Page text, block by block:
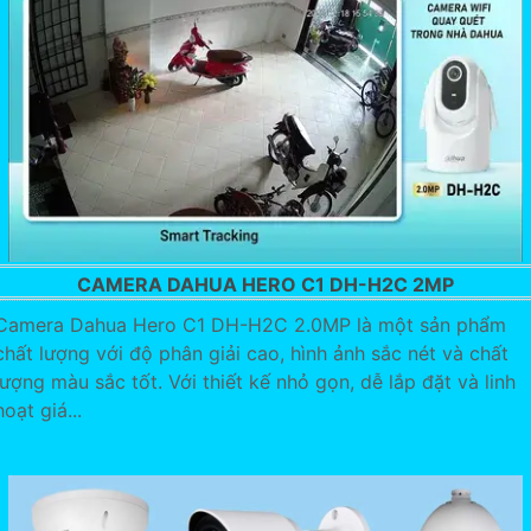
CAMERA DAHUA HERO C1 DH-H2C 2MP
Dahua Hero C1 DH-H2C 2.0MP là một sản phẩm
lượng với độ phân giải cao, hình ảnh sắc nét và chất
màu sắc tốt. Với thiết kế nhỏ gọn, dễ lắp đặt và linh
giá...